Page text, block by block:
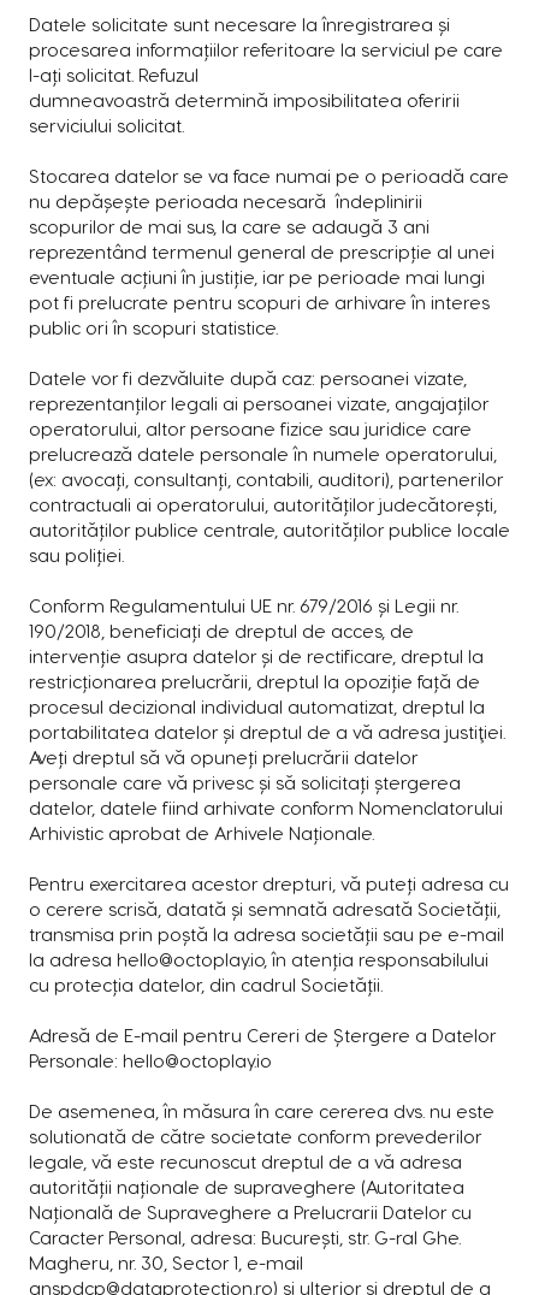
Datele solicitate sunt necesare la înregistrarea și
procesarea informațiilor referitoare la serviciul pe care
l-ați solicitat. Refuzul
dumneavoastră determină imposibilitatea oferirii
serviciului solicitat.
Stocarea datelor se va face numai pe o perioadă care
nu depășește perioada necesară îndeplinirii
scopurilor de mai sus, la care se adaugă 3 ani
reprezentând termenul general de prescripție al unei
eventuale acțiuni în justiție, iar pe perioade mai lungi
pot fi prelucrate pentru scopuri de arhivare în interes
public ori în scopuri statistice.
Datele vor fi dezvăluite după caz: persoanei vizate,
reprezentanților legali ai persoanei vizate, angajaților
operatorului, altor persoane fizice sau juridice care
prelucrează datele personale în numele operatorului,
(ex: avocați, consultanți, contabili, auditori), partenerilor
contractuali ai operatorului, autorităților judecătorești,
autorităților publice centrale, autorităților publice locale
sau poliției.
Conform Regulamentului UE nr. 679/2016 și Legii nr.
190/2018, beneficiați de dreptul de acces, de
intervenție asupra datelor și de rectificare, dreptul la
restricționarea prelucrării, dreptul la opoziție față de
procesul decizional individual automatizat, dreptul la
portabilitatea datelor și dreptul de a vă adresa justiţiei.
Aveți dreptul să vă opuneți prelucrării datelor
personale care vă privesc și să solicitați ștergerea
datelor, datele fiind arhivate conform Nomenclatorului
Arhivistic aprobat de Arhivele Naționale.
Pentru exercitarea acestor drepturi, vă puteți adresa cu
o cerere scrisă, datată și semnată adresată Societății,
transmisa prin poștă la adresa societății sau pe e-mail
la adresa hello@octoplay.io, în atenția responsabilului
cu protecția datelor, din cadrul Societății.
​Adresă de E-mail pentru Cereri de Ștergere a Datelor
Personale: hello@octoplay.io
De asemenea, în măsura în care cererea dvs. nu este
solutionată de către societate conform prevederilor
legale, vă este recunoscut dreptul de a vă adresa
autorității naționale de supraveghere (Autoritatea
Națională de Supraveghere a Prelucrarii Datelor cu
Caracter Personal, adresa: București, str. G-ral Ghe.
Magheru, nr. 30, Sector 1, e-mail
anspdcp@dataprotection.ro) și ulterior și dreptul de a